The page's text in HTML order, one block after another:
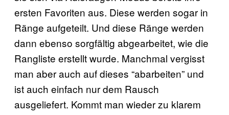
ersten Favoriten aus. Diese werden sogar in
Ränge aufgeteilt. Und diese Ränge werden
dann ebenso sorgfältig abgearbeitet, wie die
Rangliste erstellt wurde. Manchmal vergisst
man aber auch auf dieses “abarbeiten” und
ist auch einfach nur dem Rausch
ausgeliefert. Kommt man wieder zu klarem